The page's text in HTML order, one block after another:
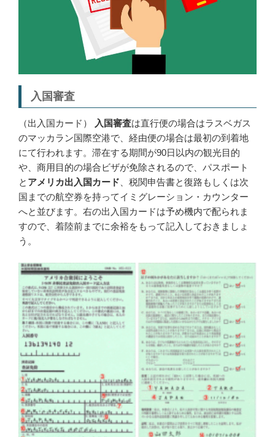
入国審査
（出入国カード） 入国審査は直行便の場合はラスベガス
のマッカラン国際空港で、経由便の場合は最初の到着地
にて行われます。滞在する期間が90日以内の観光目的
や、商用目的の場合ビザが免除されるので、パスポート
と アメリカ出入国カード、税関申告書と復路もしくは次
国までの航空券を持ってイミグレーション・カウンター
へと並びます。右の出入国カードは予め機内で配られま
すので、着陸前までに余裕をもって記入しておきましょ
う。